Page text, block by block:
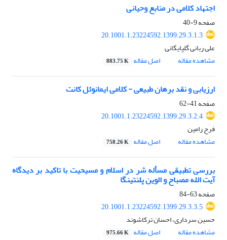
اجتهاد کلامی در منابع وحیانی
صفحه9-40
20.1001.1.23224592.1399.29.3.1.3
علی ربانی گلپایگانی
مشاهده مقاله
اصل مقاله 883.75 K
ارزیابی و نقد برهان طبیعی - کلامی ایمانوئل کانت
صفحه41-62
20.1001.1.23224592.1399.29.3.2.4
فرح رامین
مشاهده مقاله
اصل مقاله 758.26 K
بررسی تطبیقی مسأله شر در اسلام و مسیحیت با تاکید بر دیدگاه
آیت الله مصباح و الوین پلنتینگا
صفحه63-84
20.1001.1.23224592.1399.29.3.3.5
حسین سرداری، احسان ترکاشوند
مشاهده مقاله
اصل مقاله 975.66 K